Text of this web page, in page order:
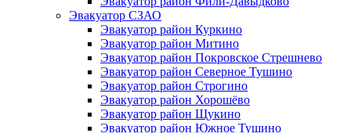
Эвакуатор СЗАО
Эвакуатор район Куркино
Эвакуатор район Митино
Эвакуатор район Покровское Стрешнево
Эвакуатор район Северное Тушино
Эвакуатор район Строгино
Эвакуатор район Хорошёво
Эвакуатор район Щукино
Эвакуатор район Южное Тушино